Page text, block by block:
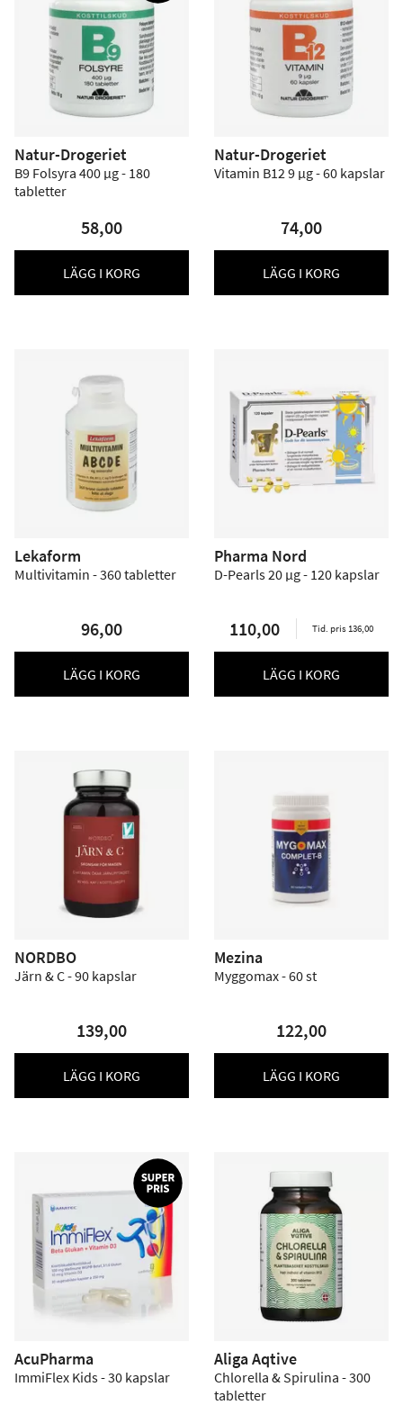
Natur-Drogeriet
B9 Folsyra 400 µg - 180
tabletter
58,00
LÄGG I KORG
Natur-Drogeriet
Vitamin B12 9 µg - 60 kapslar
74,00
LÄGG I KORG
Lekaform
Multivitamin - 360 tabletter
96,00
LÄGG I KORG
Pharma Nord
D-Pearls 20 µg - 120 kapslar
110,00 Tid. pris 136,00
LÄGG I KORG
NORDBO
Järn & C - 90 kapslar
139,00
LÄGG I KORG
Mezina
Myggomax - 60 st
122,00
LÄGG I KORG
AcuPharma
ImmiFlex Kids - 30 kapslar
Aliga Aqtive
Chlorella & Spirulina - 300
tabletter